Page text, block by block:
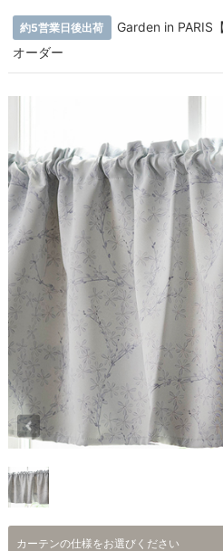
約5営業日後出荷
Garden in PARIS
オーダー
カーテンの仕様をお選びください